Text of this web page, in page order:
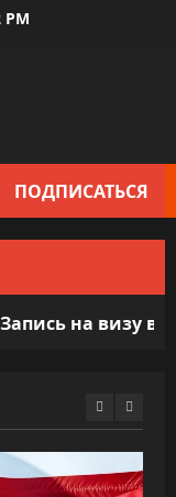
PM
ПОДПИСАТЬСЯ
в Посольство